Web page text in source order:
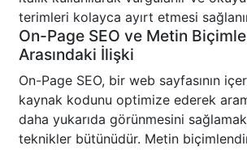
terimleri kolayca ayırt etmesi
On-Page SEO ve Metin
Arasındaki İlişki
On-Page SEO, bir web sayfasının
kaynak kodunu optimize ederek
daha yukarıda görünmesini
teknikler bütünüdür. Metin